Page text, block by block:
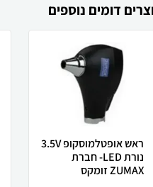
דומים נוספים
ראש אופטלמוסקופ 3.5V
נורת LED- חברת
ZUMAX זומקס